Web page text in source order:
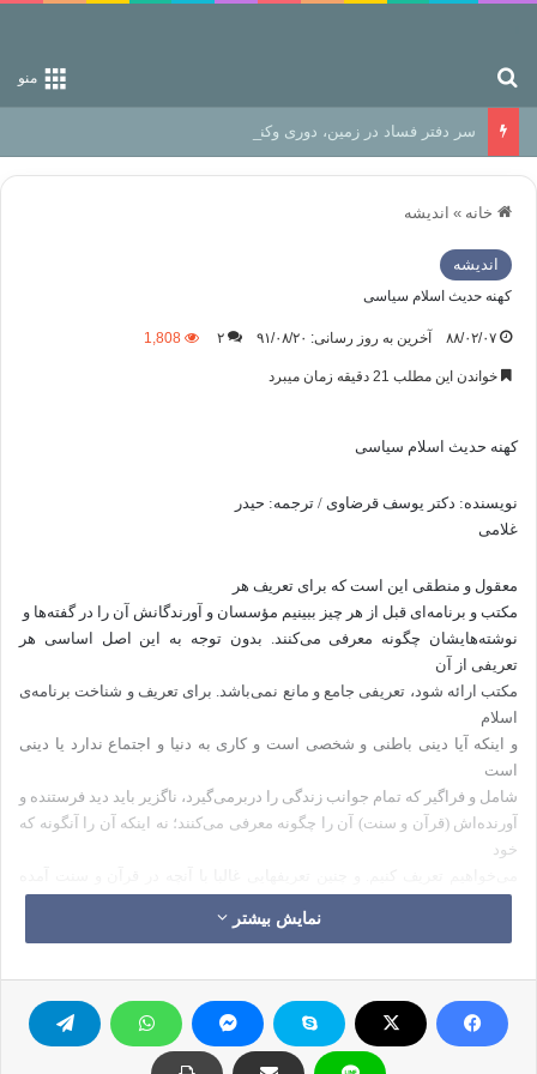
منو
سر دفتر فساد در زمین‌، دوری وکناره‌گیری از راه خداست‌!
خانه » اندیشه
اندیشه
کهنه حدیث اسلام سیاسی
۸۸/۰۲/۰۷ آخرین به روز رسانی: ۹۱/۰۸/۲۰ ۲ 1,808
خواندن این مطلب 21 دقیقه زمان میبرد
کهنه حدیث اسلام سیاسی
نویسنده‌: دکتر یوسف قرضاوی / ترجمه‌: حیدر
غلامی
معقول و منطقی این است که برای تعریف هر
مکتب و برنامه‌ای قبل از هر چیز ببینیم مؤسسان و آورندگانش آن را در گفته‌ها و
نوشته‌هایشان چگونه معرفی می‌کنند. بدون توجه به این اصل اساسی هر
تعریفی از آن
مکتب ارائه شود، تعریفی جامع و مانع نمی‌باشد. برای تعریف و شناخت برنامه‌ی
اسلام
و اینکه آیا دینی باطنی و شخصی است و کاری به دنیا و اجتماع ندارد یا دینی
است
شامل و فراگیر که تمام جوانب زندگی را دربرمی‌گیرد، ناگزیر باید دید فرستنده و
آورنده‌اش (قرآن و سنت) آن را چگونه معرفی می‌کنند؛ نه اینکه آن را آنگونه که
خود
است
مخالفت دارد. اما نکته‌ی جالب اینجاست که این افراد ادعا می‌کنند: تعریف اسلام
است که ما می‌گوییم، نه آنکه قرآن و سنت بیان می‌کنند. در چنین حالتی به یاد
آن
داستان مشهور می‌افتم که: روزی یکی از مریدان مخلص شیخ می‌گوید: دیشب
نمایش بیشتر